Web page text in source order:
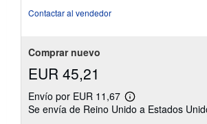
Contactar al vendedor
Comprar nuevo
EUR 45,21
Envío por EUR 11,67
Más
información
Se envía de Reino Unido a Estados